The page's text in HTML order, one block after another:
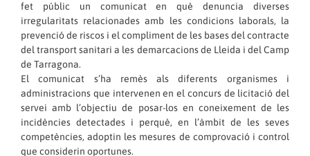
fet públic un comunicat en què denuncia diverses
irregularitats relacionades amb les condicions laborals, la
prevenció de riscos i el compliment de les bases del contracte
del transport sanitari a les demarcacions de Lleida i del Camp
de Tarragona.
El comunicat s’ha remès als diferents organismes i
administracions que intervenen en el concurs de licitació del
servei amb l’objectiu de posar-los en coneixement de les
incidències detectades i perquè, en l’àmbit de les seves
competències, adoptin les mesures de comprovació i control
que considerin oportunes.